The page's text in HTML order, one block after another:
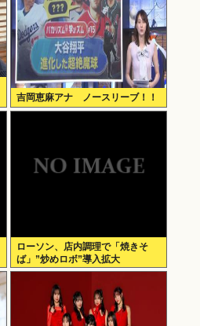
吉岡恵麻アナ ノースリーブ！！
ローソン、店内調理で「焼きそ
ば」”炒めロボ”導入拡大